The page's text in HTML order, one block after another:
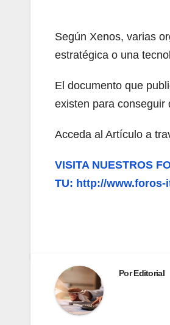
Según Xenos, varias
estratégica o una
El documento que
existen para conseguir
Acceda al Artículo a
VISITA NUESTROS
TU: http://www.foros-
PorEditorial